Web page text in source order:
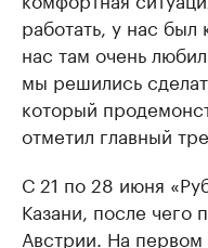
работать, у нас
нас там очень
мы решились
который
отметил главный
С 21 по 28 июня
Казани, после чего
Австрии. На